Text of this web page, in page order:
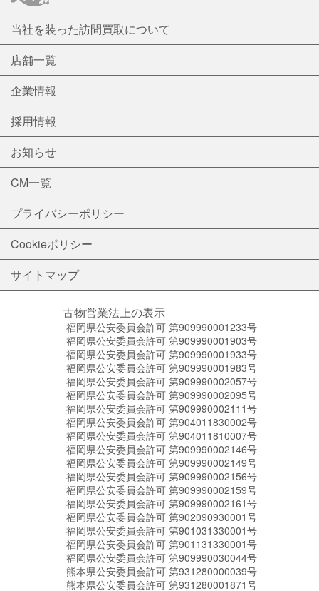
当社を装った訪問買取について
店舗一覧
企業情報
採用情報
お知らせ
CM一覧
プライバシーポリシー
Cookieポリシー
サイトマップ
古物営業法上の表示
福岡県公安委員会許可 第909990001233号
福岡県公安委員会許可 第909990001903号
福岡県公安委員会許可 第909990001933号
福岡県公安委員会許可 第909990001983号
福岡県公安委員会許可 第909990002057号
福岡県公安委員会許可 第909990002095号
福岡県公安委員会許可 第909990002111号
福岡県公安委員会許可 第904011830002号
福岡県公安委員会許可 第904011810007号
福岡県公安委員会許可 第909990002146号
福岡県公安委員会許可 第909990002149号
福岡県公安委員会許可 第909990002156号
福岡県公安委員会許可 第909990002159号
福岡県公安委員会許可 第909990002161号
福岡県公安委員会許可 第902090930001号
福岡県公安委員会許可 第901031330001号
福岡県公安委員会許可 第901131330001号
福岡県公安委員会許可 第909990030044号
熊本県公安委員会許可 第931280000039号
熊本県公安委員会許可 第931280001871号